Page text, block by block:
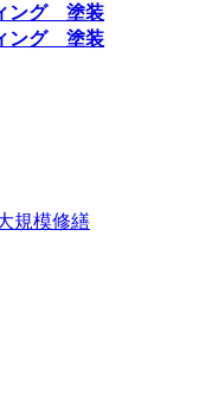
規模修繕